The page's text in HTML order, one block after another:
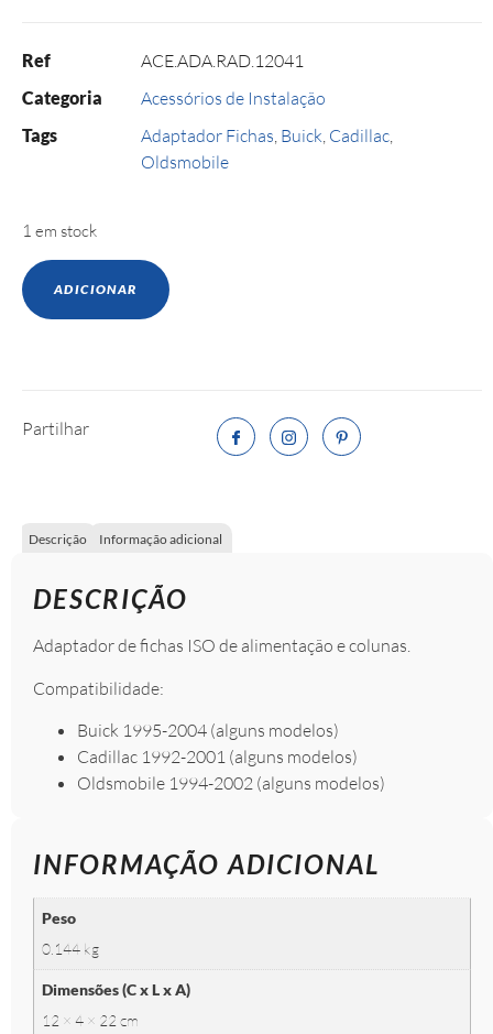
Ref ACE.ADA.RAD.12041
Categoria Acessórios de Instalação
Tags Adaptador Fichas, Buick, Cadillac,
Oldsmobile
1 em stock
ADICIONAR
Partilhar
Descrição Informação adicional
DESCRIÇÃO
Adaptador de fichas ISO de alimentação e colunas.
Compatibilidade:
Buick 1995-2004 (alguns modelos)
Cadillac 1992-2001 (alguns modelos)
Oldsmobile 1994-2002 (alguns modelos)
INFORMAÇÃO ADICIONAL
Peso
0.144 kg
Dimensões (C x L x A)
12 × 4 × 22 cm